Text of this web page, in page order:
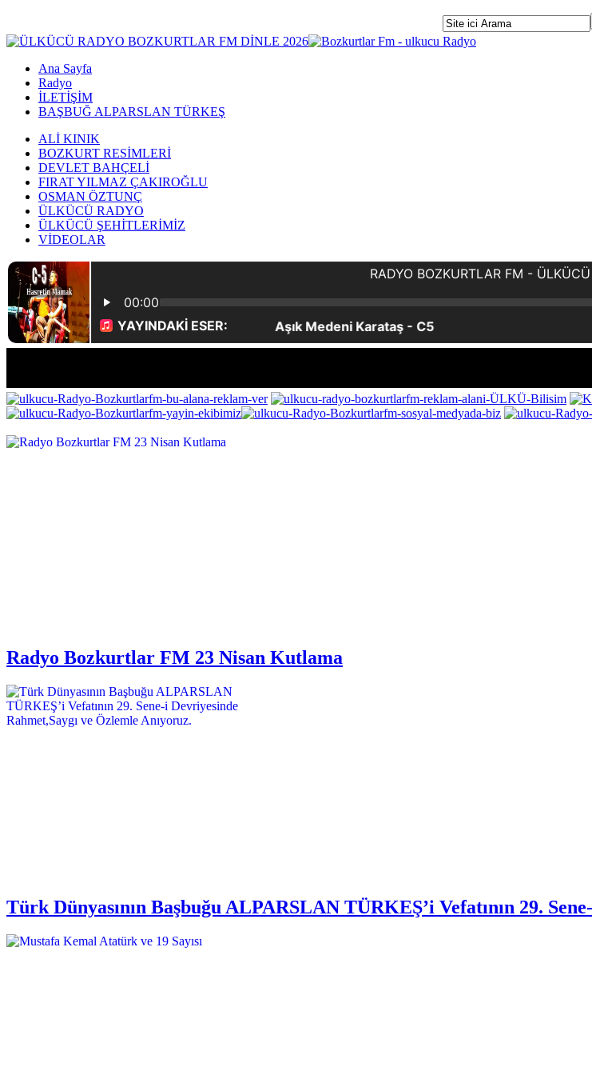
Ana Sayfa
Radyo
İLETİŞİM
BAŞBUĞ ALPARSLAN TÜRKEŞ
ALİ KINIK
BOZKURT RESİMLERİ
DEVLET BAHÇELİ
FIRAT YILMAZ ÇAKIROĞLU
OSMAN ÖZTUNÇ
ÜLKÜCÜ RADYO
ÜLKÜCÜ ŞEHİTLERİMİZ
VİDEOLAR
Radyo Bozkurtlar FM 23 Nisan Kutlama
Türk Dünyasının Başbuğu ALPARSLAN TÜRKEŞ’i Vefatının 29.